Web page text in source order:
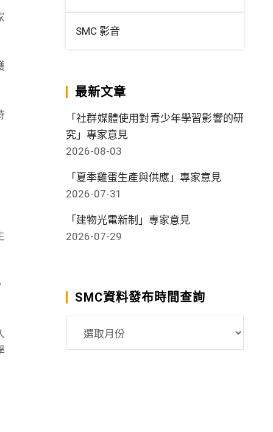
SMC 影音
最新文章
「社群媒體使用對青少年學習影響的研
究」專家意見
2026-08-03
「夏季雞蛋生產與供應」專家意見
2026-07-31
「建物光電新制」專家意見
2026-07-29
SMC資料發布時間查詢